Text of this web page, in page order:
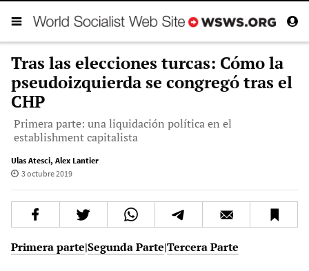
Tras las elecciones turcas: Cómo la
pseudoizquierda se congregó tras el
CHP
Primera parte: una liquidación política en el
establishment capitalista
Ulas Atesci, Alex Lantier
3 octubre 2019
Primera parte|Segunda Parte|Tercera Parte